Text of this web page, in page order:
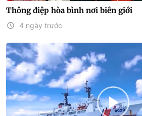
Thông điệp hòa bình nơi biên giới
4 ngày trước